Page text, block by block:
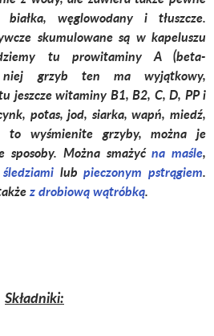
węglowodany i tłuszcze.
skumulowane są w kapeluszu
tu prowitaminy A (beta-
grzyb ten ma wyjątkowy,
jeszcze witaminy B1, B2, C, D, PP i
potas, jod, siarka, wapń, miedź,
to wyśmienite grzyby, można je
sposoby. Można smażyćna maśle,
lubpieczonym pstrągiem.
z drobiową wątróbką.
Składniki: